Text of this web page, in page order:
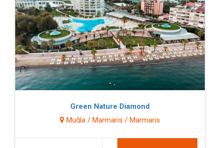
Green Nature Diamond
Muğla / Marmaris / Marmaris